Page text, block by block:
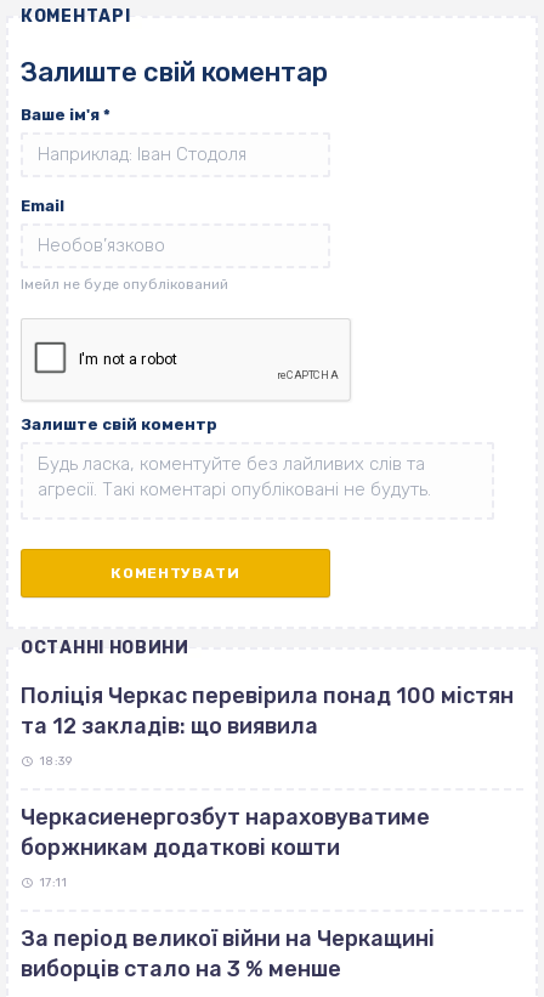
КОМЕНТАРІ
Залиште свій коментар
Ваше ім'я *
Email
Залиште свій коментр
ОСТАННІ НОВИНИ
Поліція Черкас перевірила понад 100 містян
та 12 закладів: що виявила
18:39
Черкасиенергозбут нараховуватиме
боржникам додаткові кошти
17:11
За період великої війни на Черкащині
виборців стало на 3 % менше